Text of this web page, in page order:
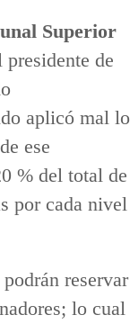
Superior
de
aplicó mal lo
ese
% del total de
por cada nivel
reservar
lo cual